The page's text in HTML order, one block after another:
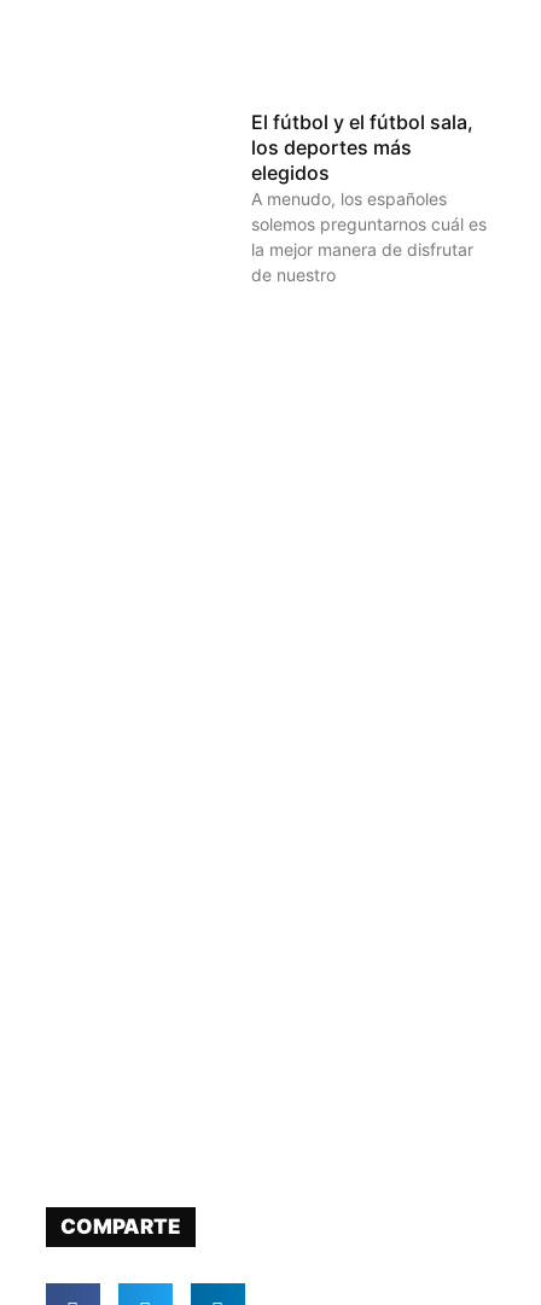
El fútbol y el fútbol sala,
los deportes más
elegidos
A menudo, los españoles
solemos preguntarnos cuál es
la mejor manera de disfrutar
de nuestro
COMPARTE